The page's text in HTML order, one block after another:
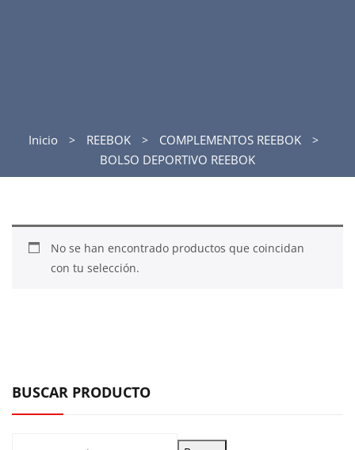
Inicio REEBOK
COMPLEMENTOS REEBOK
BOLSO DEPORTIVO REEBOK
No se han encontrado productos que coincidan
con tu selección.
BUSCAR PRODUCTO